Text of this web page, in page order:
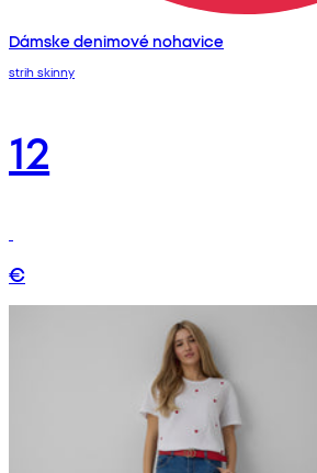
Dámske denimové nohavice
strih skinny
12
€